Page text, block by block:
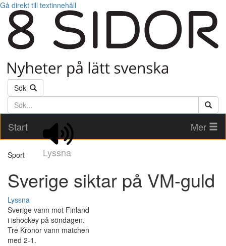
Gå direkt till textinnehåll
Sök
Söktext
Start
Lyssna
Mer
Sport
Sverige siktar på VM-guld
Lyssna
Sverige vann mot Finland
i ishockey på söndagen.
Tre Kronor vann matchen
med 2-1.